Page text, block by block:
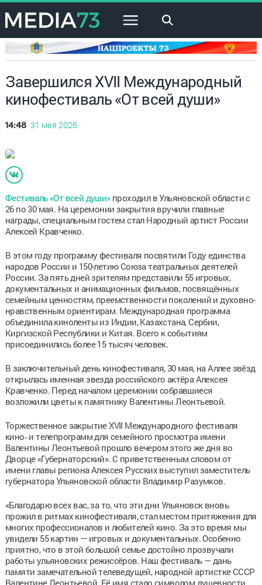
×
Завершился XVII Международный
кинофестиваль «От всей души»
14:48 31 мая 2026
Фестиваль «От всей души»проходил в Ульяновской области с
26 по 30 мая. На церемонии закрытия вручили главные
награды, специальным гостем стал Народный артист России
Алексей Кравченко.
В этом году программу фестиваля посвятили Году единства
народов России и 150-летию Союза театральных деятелей
России. За пять дней зрителям представили 55 игровых,
документальных и анимационных фильмов, посвящённых
семейным ценностям, преемственности поколений и духовно-
нравственным ориентирам. Международная программа
объединила киноленты из Индии, Казахстана, Сербии,
Киргизской Республики и Китая. Всего к событиям
присоединились более 15 тысяч человек.
В заключительный день кинофестиваля, 30 мая, на Аллее звёзд
открылась именная звезда российского актёра Алексея
Кравченко. Перед началом церемонии собравшиеся
возложили цветы к памятнику Валентины Леонтьевой.
Торжественное закрытие XVII Международного фестиваля
кино‑ и телепрограмм для семейного просмотра имени
Валентины Леонтьевой прошло вечером этого же дня во
Дворце «Губернаторский». С приветственным словом от
имени главы региона Алексея Русских выступил заместитель
губернатора Ульяновской области Владимир Разумков.
«Благодарю всех вас, за то, что эти дни Ульяновск вновь
прожил в ритмах кинофестиваля, стал местом притяжения для
многих профессионалов и любителей кино. За это время мы
увидели 55 картин — игровых и документальных. Особенно
приятно, что в этой большой семье достойно прозвучали
работы ульяновских режиссёров. Наш фестиваль — дань
памяти замечательной телеведущей, народной артистке СССР
Валентине Леонтьевой. Её имя стало символом душевности,